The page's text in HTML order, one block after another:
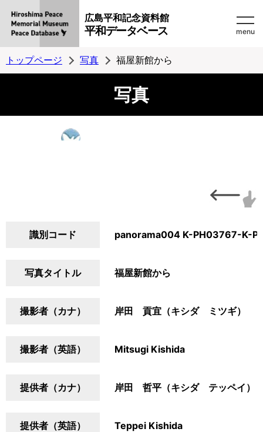
広島平和記念資料館
平和データベース menu
トップページ 写真 福屋新館から
写真
識別コード panorama004 K-PH03767-K-
写真タイトル 福屋新館から
撮影者（カナ） 岸田 貢宜（キシダ ミツギ）
撮影者（英語） Mitsugi Kishida
提供者（カナ） 岸田 哲平（キシダ テッペイ）
提供者（英語） Teppei Kishida